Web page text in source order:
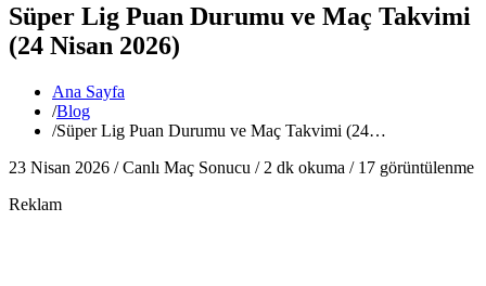
Süper Lig Puan Durumu ve Maç Takvimi
(24 Nisan 2026)
Ana Sayfa
/Blog
/Süper Lig Puan Durumu ve Maç Takvimi (24…
23 Nisan 2026 /Canlı Maç Sonucu / 2 dk okuma / 17 görüntülenme
Reklam